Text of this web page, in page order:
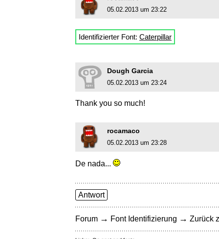
05.02.2013 um 23:22
Identifizierter Font: Caterpillar
Dough Garcia
05.02.2013 um 23:24
Thank you so much!
rocamaco
05.02.2013 um 23:28
De nada...
Antwort
Forum → Font Identifizierung → Zurück